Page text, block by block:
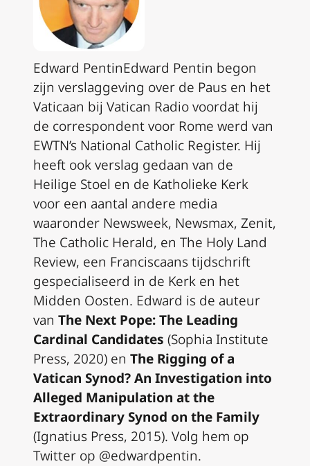
Edward PentinEdward Pentin begon
zijn verslaggeving over de Paus en het
Vaticaan bij Vatican Radio voordat hij
de correspondent voor Rome werd van
EWTN’s National Catholic Register. Hij
heeft ook verslag gedaan van de
Heilige Stoel en de Katholieke Kerk
voor een aantal andere media
waaronder Newsweek, Newsmax, Zenit,
The Catholic Herald, en The Holy Land
Review, een Franciscaans tijdschrift
gespecialiseerd in de Kerk en het
Midden Oosten. Edward is de auteur
van The Next Pope: The Leading
Cardinal Candidates (Sophia Institute
Press, 2020) en The Rigging of a
Vatican Synod? An Investigation into
Alleged Manipulation at the
Extraordinary Synod on the Family
(Ignatius Press, 2015). Volg hem op
Twitter op @edwardpentin.